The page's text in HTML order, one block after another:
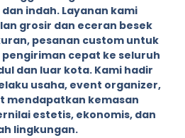
indah. Layanan kami
grosir dan eceran besek
pesanan custom untuk
cepat ke seluruh
dan luar kota. Kami hadir
usaha, event organizer,
mendapatkan kemasan
estetis, ekonomis, dan
lingkungan.